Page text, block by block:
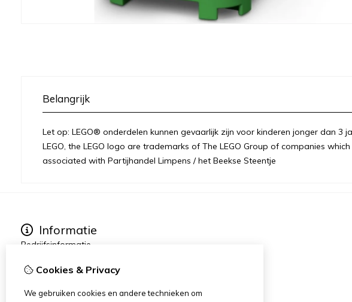
Belangrijk
Let op: LEGO® onderdelen kunnen gevaarlijk zijn voor kinderen jonger dan 3
LEGO, the LEGO logo are trademarks of The LEGO Group of companies
associated with Partijhandel Limpens / het Beekse Steentje
Informatie
Bedrijfsinformatie
Privacy
Disclaimer / Juridisch
Cookies & Privacy
We gebruiken cookies en andere technieken om